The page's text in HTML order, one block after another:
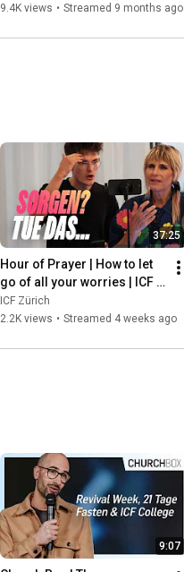
9.4K views • Streamed 9 months ago
37:25
Hour of Prayer | How to let
go of all your worries | ICF
Zurich
ICF Zürich
2.2K views • Streamed 4 weeks ago
9:07